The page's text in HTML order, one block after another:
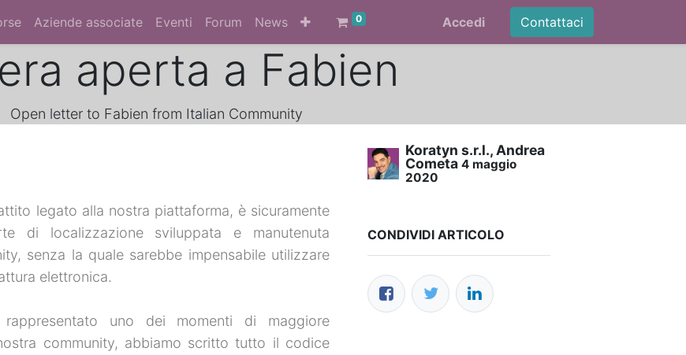
Aziende associate Eventi Forum News 0 Accedi Contattaci
aperta a Fabien
Open letter to Fabien from Italian Community
legato alla nostra piattaforma, è sicuramente
di localizzazione sviluppata e manutenuta
senza la quale sarebbe impensabile utilizzare
elettronica.
uno dei momenti di maggiore
community, abbiamo scritto tutto il codice
Koratyn s.r.l., Andrea
Cometa 4 maggio
2020
CONDIVIDI ARTICOLO